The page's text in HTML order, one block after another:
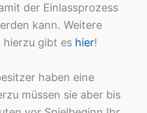
der Einlassprozess
kann. Weitere
gibt es hier!
haben eine
müssen sie aber bis